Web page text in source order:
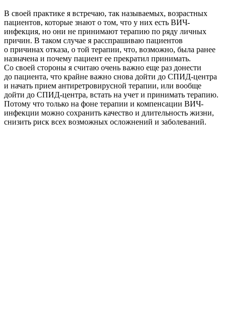
В своей практике я встречаю, так называемых, возрастных
пациентов, которые знают о том, что у них есть ВИЧ-
инфекция, но они не принимают терапию по ряду личных
причин. В таком случае я расспрашиваю пациентов
о причинах отказа, о той терапии, что, возможно, была ранее
назначена и почему пациент ее прекратил принимать.
Со своей стороны я считаю очень важно еще раз донести
до пациента, что крайне важно снова дойти до СПИД-центра
и начать прием антиретровирусной терапии, или вообще
дойти до СПИД-центра, встать на учет и принимать терапию.
Потому что только на фоне терапии и компенсации ВИЧ-
инфекции можно сохранить качество и длительность жизни,
снизить риск всех возможных осложнений и заболеваний.